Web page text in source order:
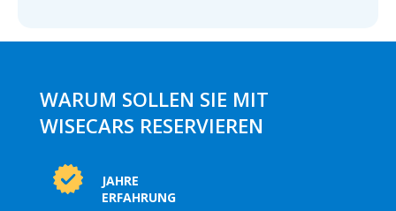
WARUM SOLLEN SIE MIT
WISECARS RESERVIEREN
JAHRE
ERFAHRUNG